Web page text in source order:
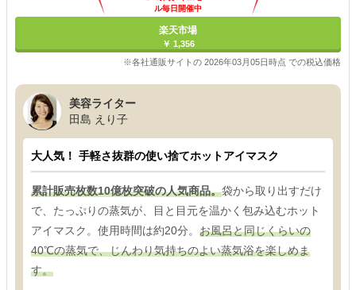
ル毎日開催中
楽天市場
￥ 1,356
※各社通販サイトの 2026年03月05日時点 での税込価格
美容ライター
田島 えり子
大人気！ 手軽さ抜群の使い捨てホットアイマスク
累計販売枚数10億枚突破の人気商品。袋から取り出すだけ
で、たっぷりの蒸気が、目と目元を温かく包み込むホット
アイマスク。使用時間は約20分。 お風呂と同じくらいの
40℃の蒸気で、じんわり気持ちのよい蒸気浴を楽しめま
す。